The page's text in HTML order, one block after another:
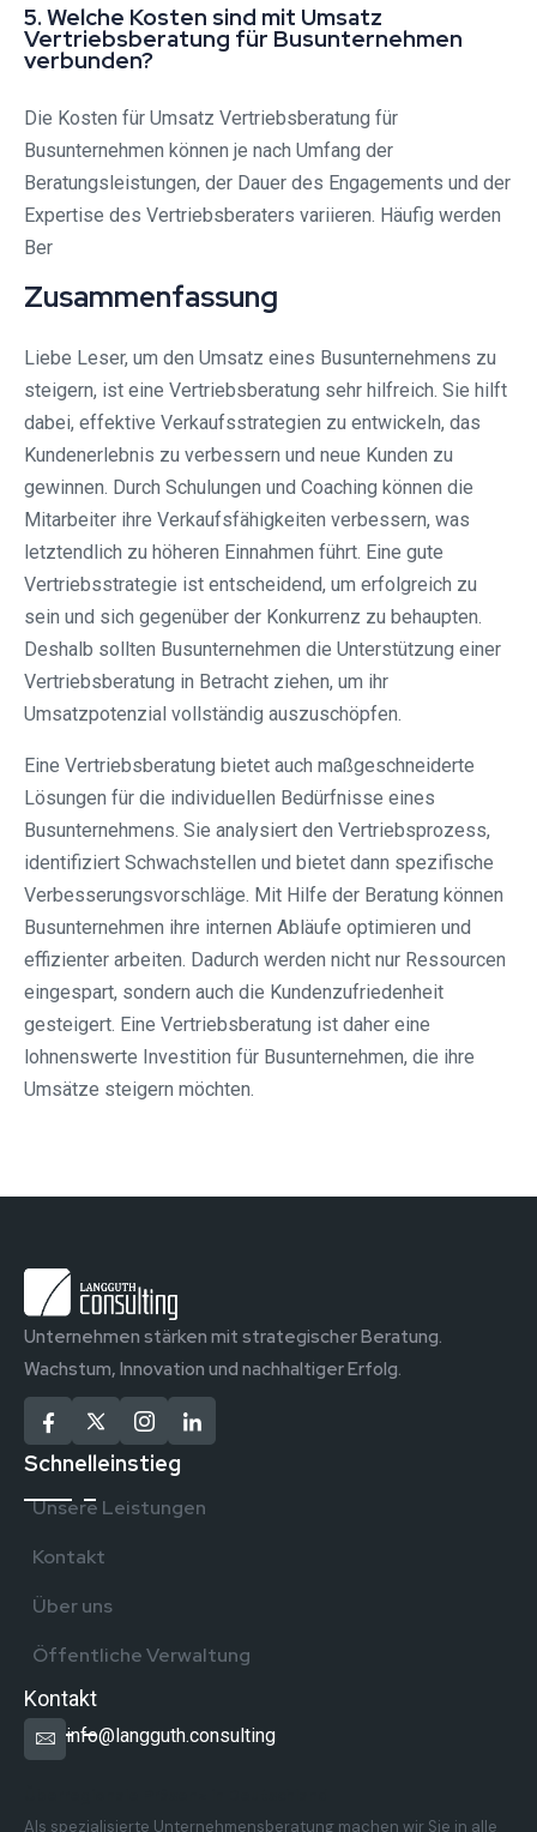
5. Welche Kosten sind mit Umsatz
Vertriebsberatung für Busunternehmen
verbunden?
Die Kosten für Umsatz Vertriebsberatung für
Busunternehmen können je nach Umfang der
Beratungsleistungen, der Dauer des Engagements und der
Expertise des Vertriebsberaters variieren. Häufig werden
Ber
Zusammenfassung
Liebe Leser, um den Umsatz eines Busunternehmens zu
steigern, ist eine Vertriebsberatung sehr hilfreich. Sie hilft
dabei, effektive Verkaufsstrategien zu entwickeln, das
Kundenerlebnis zu verbessern und neue Kunden zu
gewinnen. Durch Schulungen und Coaching können die
Mitarbeiter ihre Verkaufsfähigkeiten verbessern, was
letztendlich zu höheren Einnahmen führt. Eine gute
Vertriebsstrategie ist entscheidend, um erfolgreich zu
sein und sich gegenüber der Konkurrenz zu behaupten.
Deshalb sollten Busunternehmen die Unterstützung einer
Vertriebsberatung in Betracht ziehen, um ihr
Umsatzpotenzial vollständig auszuschöpfen.
Eine Vertriebsberatung bietet auch maßgeschneiderte
Lösungen für die individuellen Bedürfnisse eines
Busunternehmens. Sie analysiert den Vertriebsprozess,
identifiziert Schwachstellen und bietet dann spezifische
Verbesserungsvorschläge. Mit Hilfe der Beratung können
Busunternehmen ihre internen Abläufe optimieren und
effizienter arbeiten. Dadurch werden nicht nur Ressourcen
eingespart, sondern auch die Kundenzufriedenheit
gesteigert. Eine Vertriebsberatung ist daher eine
lohnenswerte Investition für Busunternehmen, die ihre
Umsätze steigern möchten.
Unternehmen stärken mit strategischer Beratung.
Wachstum, Innovation und nachhaltiger Erfolg.
Schnelleinstieg
Unsere Leistungen
Kontakt
Über uns
Öffentliche Verwaltung
Kontakt
info@langguth.consulting
Als spezialisierte Unternehmensberatung machen wir Sie in alle